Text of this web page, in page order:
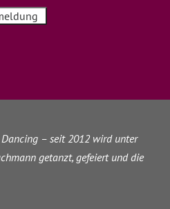
– seit 2012 wird unter
getanzt, gefeiert und die